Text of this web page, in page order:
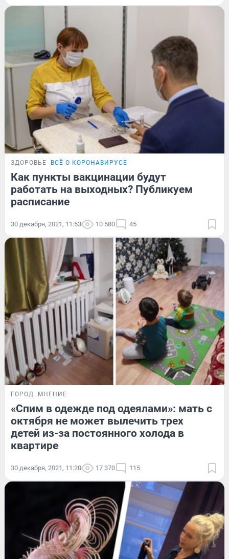
ЗДОРОВЬЕ ВСЁ О КОРОНАВИРУСЕ
Как пункты вакцинации будут
работать на выходных? Публикуем
расписание
30 декабря, 2021, 11:53 10 580 45
ГОРОД МНЕНИЕ
«Спим в одежде под одеялами»: мать с
октября не может вылечить трех
детей из-за постоянного холода в
квартире
30 декабря, 2021, 11:20 17 370 115